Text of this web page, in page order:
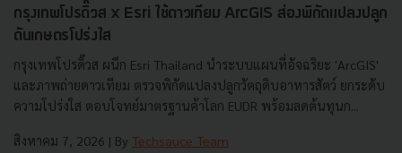
กรุงเทพโปรดิ๊วส x Esri ใช้ดาวเทียม ArcGIS ส่องพิกัดแปลงปลูก
ดันเกษตรโปร่งใส
กรุงเทพโปรดิ๊วส ผนึก Esri Thailand นำระบบแผนที่อัจฉริยะ 'ArcGIS'
และภาพถ่ายดาวเทียม ตรวจพิกัดแปลงปลูกวัตถุดิบอาหารสัตว์ ยกระดับ
ความโปร่งใส ตอบโจทย์มาตรฐานค้าโลก EUDR พร้อมลดต้นทุนก...
สิงหาคม 7, 2026 | By Techsauce Team